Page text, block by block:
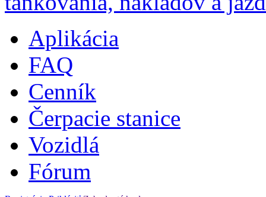
Aplikácia
FAQ
Cenník
Čerpacie stanice
Vozidlá
Fórum